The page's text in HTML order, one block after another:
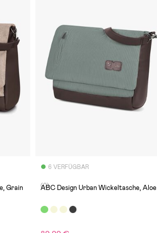
Grain
6 VERFÜGBAR
(0) ABC Design Urban Wickeltasche, Aloe